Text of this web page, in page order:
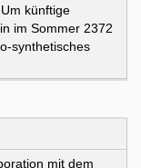
künftige
im Sommer 2372
synthetisches
mit dem